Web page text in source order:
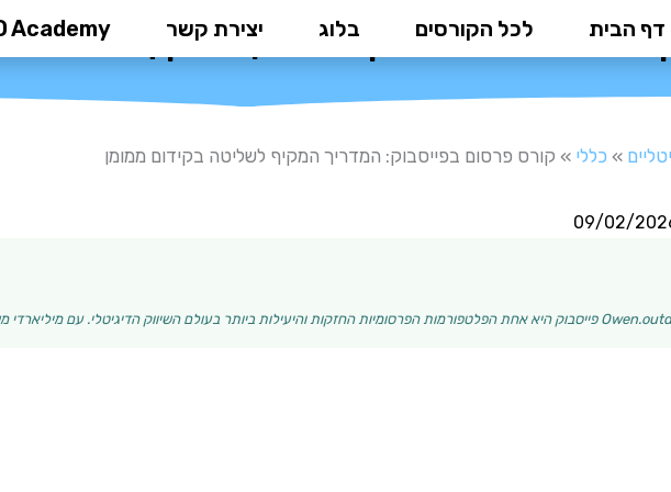
דף הבית לכל הקורסים בלוג יצירת קשר Academy
קורס פרסום בפייסבוק: המדריך המקיף לשליטה
» כללי » קורס פרסום בפייסבוק: המדריך המקיף לשליטה בקידום ממומן
09/02/